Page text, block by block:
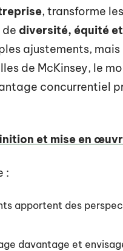
, transforme
de diversité, équité
ajustements, mais
de McKinsey, le
concurrentiel
et mise en
:
apportent des
davantage et